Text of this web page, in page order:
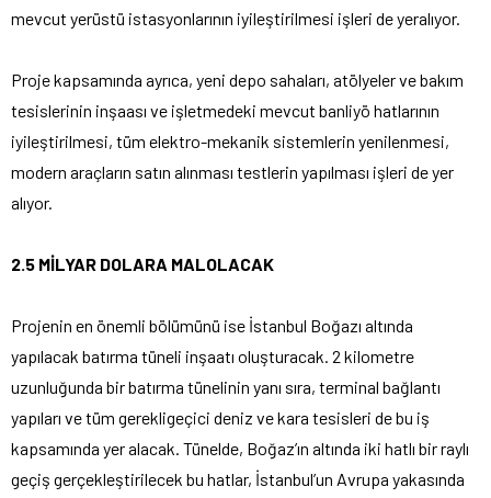
mevcut yerüstü istasyonlarının iyileştirilmesi işleri de yeralıyor.
Proje kapsamında ayrıca, yeni depo sahaları, atölyeler ve bakım
tesislerinin inşaası ve işletmedeki mevcut banliyö hatlarının
iyileştirilmesi, tüm elektro-mekanik sistemlerin yenilenmesi,
modern araçların satın alınması testlerin yapılması işleri de yer
alıyor.
2.5 MİLYAR DOLARA MALOLACAK
Projenin en önemli bölümünü ise İstanbul Boğazı altında
yapılacak batırma tüneli inşaatı oluşturacak. 2 kilometre
uzunluğunda bir batırma tünelinin yanı sıra, terminal bağlantı
yapıları ve tüm gerekligeçici deniz ve kara tesisleri de bu iş
kapsamında yer alacak. Tünelde, Boğaz’ın altında iki hatlı bir raylı
geçiş gerçekleştirilecek bu hatlar, İstanbul’un Avrupa yakasında